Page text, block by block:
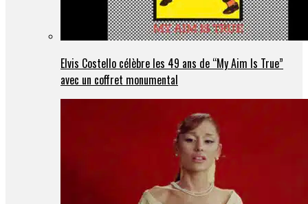
Elvis Costello célèbre les 49 ans de “My Aim Is True”
avec un coffret monumental